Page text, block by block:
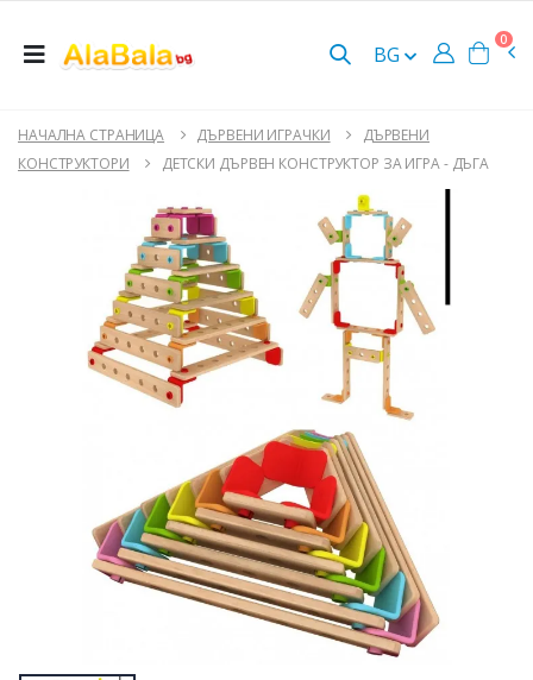
BG
0
НАЧАЛНА СТРАНИЦА ДЪРВЕНИ ИГРАЧКИ
ДЪРВЕНИ
КОНСТРУКТОРИ
ДЕТСКИ ДЪРВЕН КОНСТРУКТОР ЗА ИГРА - ДЪГА